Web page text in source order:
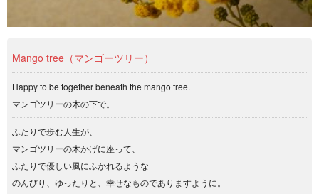
Mango tree（マンゴーツリー）
Happy to be together beneath the mango tree.
マンゴツリーの木の下で。
ふたりで歩む人生が、
マンゴツリーの木かげに座って、
ふたりで優しい風にふかれるような
のんびり、ゆったりと、幸せなものでありますように。